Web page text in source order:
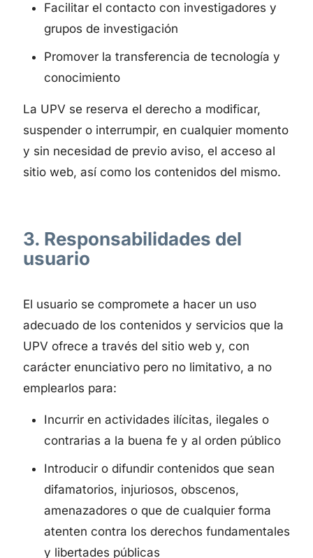
Facilitar el contacto con investigadores y
grupos de investigación
Promover la transferencia de tecnología y
conocimiento
La UPV se reserva el derecho a modificar,
suspender o interrumpir, en cualquier momento
y sin necesidad de previo aviso, el acceso al
sitio web, así como los contenidos del mismo.
3. Responsabilidades del
usuario
El usuario se compromete a hacer un uso
adecuado de los contenidos y servicios que la
UPV ofrece a través del sitio web y, con
carácter enunciativo pero no limitativo, a no
emplearlos para:
Incurrir en actividades ilícitas, ilegales o
contrarias a la buena fe y al orden público
Introducir o difundir contenidos que sean
difamatorios, injuriosos, obscenos,
amenazadores o que de cualquier forma
atenten contra los derechos fundamentales
y libertades públicas